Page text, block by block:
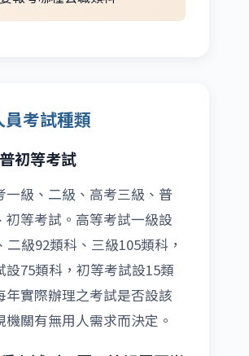
員考試種類
初等考試
一級、二級、高考三級、普
初等考試。高等考試一級設
二級92類科、三級105類科，
設75類科，初等考試設15類
年實際辦理之考試是否設該
機關有無用人需求而決定。